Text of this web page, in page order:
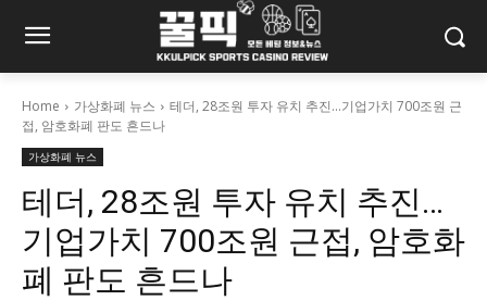
Home 가상화폐 뉴스
테더, 28조원 투자 유치 추진...기업가치 700조원 근
접, 암호화폐 판도 흔드나
가상화폐 뉴스
테더, 28조원 투자 유치 추진…
기업가치 700조원 근접, 암호화
폐 판도 흔드나